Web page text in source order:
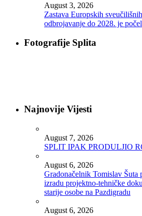
August 3, 2026
Zastava Europskih
odbrojavanje do 2028. je
Fotografije Splita
Najnovije Vijesti
August 7, 2026
SPLIT IPAK PRODULJIO
August 6, 2026
Gradonačelnik Tomislav Šuta
izradu projektno-tehničke
starije osobe na Pazdigradu
August 6, 2026